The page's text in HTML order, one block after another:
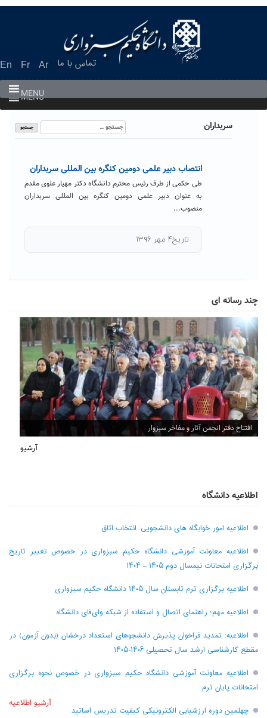
En Fr Ar تماس با ما
MENU
MENU
سربداران
جستجو
برای:
انتصاب دبیر علمی دومین کنگره بین المللی سربداران
طی حکمی از طرف رئیس محترم دانشگاه دکتر مهیار علوی مقدم
به عنوان دبیر علمی دومین کنگره بین المللی سربداران
منصوب...
تاریخ۴ مهر ۱۳۹۶
چند رسانه ای
افتتاح دفتر انجمن آثار و مفاخر سبزوار
آرشیو
اطلاعیه دانشگاه
اطلاعیه امور خوابگاه های دانشجویی: انتخاب اتاق
اطلاعیه معاونت آموزشی دانشگاه حکیم سبزواری در خصوص تغییر تاریخ
برگزاری امتحانات نیمسال دوم ۱۴۰۵ – ۱۴۰۴
اطلاعیه برگزاری ترم تابستان سال ۱۴۰۵ دانشگاه حکیم سبزواری
اطلاعیه مهم؛ راهنمای اتصال و استفاده از شبکه وای‌فای دانشگاه
اطلاعیه: تمدید فراخوان پذیرش دانشجو‌های استعداد درخشان (بدون آزمون) در
مقطع کارشناسی ارشد سال تحصیلی ۱۴۰۶-۱۴۰۵
اطلاعیه معاونت آموزشی دانشگاه حکیم سبزواری در خصوص نحوه برگزاری
امتحانات پایان ترم
چهلمین دوره ارزشیابی الکترونیکی کیفیت تدریس اساتید
آرشیو اطلاعیه